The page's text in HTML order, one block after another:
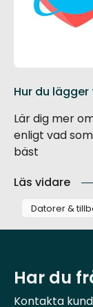
Hur du lägger
Lär dig mer
enligt vad
bäst
Läs vidare
Datorer &
Har du
Kontakta